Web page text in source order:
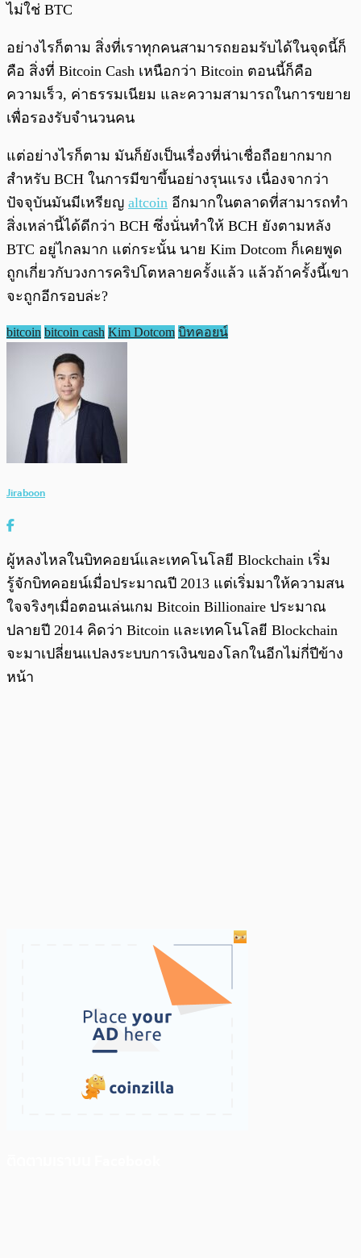
ไม่ใช่ BTC
อย่างไรก็ตาม สิ่งที่เราทุกคนสามารถยอมรับได้ในจุดนี้ก็
คือ สิ่งที่ Bitcoin Cash เหนือกว่า Bitcoin ตอนนี้ก็คือ
ความเร็ว, ค่าธรรมเนียม และความสามารถในการขยาย
เพื่อรองรับจำนวนคน
แต่อย่างไรก็ตาม มันก็ยังเป็นเรื่องที่น่าเชื่อถือยากมาก
สำหรับ BCH ในการมีขาขึ้นอย่างรุนแรง เนื่องจากว่า
ปัจจุบันมันมีเหรียญ altcoin อีกมากในตลาดที่สามารถทำ
สิ่งเหล่านี้ได้ดีกว่า BCH ซึ่งนั่นทำให้ BCH ยังตามหลัง
BTC อยู่ไกลมาก แต่กระนั้น นาย Kim Dotcom ก็เคยพูด
ถูกเกี่ยวกับวงการคริปโตหลายครั้งแล้ว แล้วถ้าครั้งนี้เขา
จะถูกอีกรอบล่ะ?
bitcoin bitcoin cash Kim Dotcom บิทคอยน์
Jiraboon
ผู้หลงไหลในบิทคอยน์และเทคโนโลยี Blockchain เริ่ม
รู้จักบิทคอยน์เมื่อประมาณปี 2013 แต่เริ่มมาให้ความสน
ใจจริงๆเมื่อตอนเล่นเกม Bitcoin Billionaire ประมาณ
ปลายปี 2014 คิดว่า Bitcoin และเทคโนโลยี Blockchain
จะมาเปลี่ยนแปลงระบบการเงินของโลกในอีกไม่กี่ปีข้าง
หน้า